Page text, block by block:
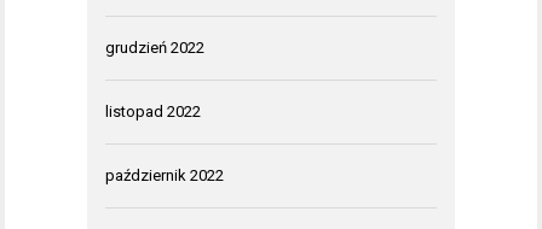
grudzień 2022
listopad 2022
październik 2022